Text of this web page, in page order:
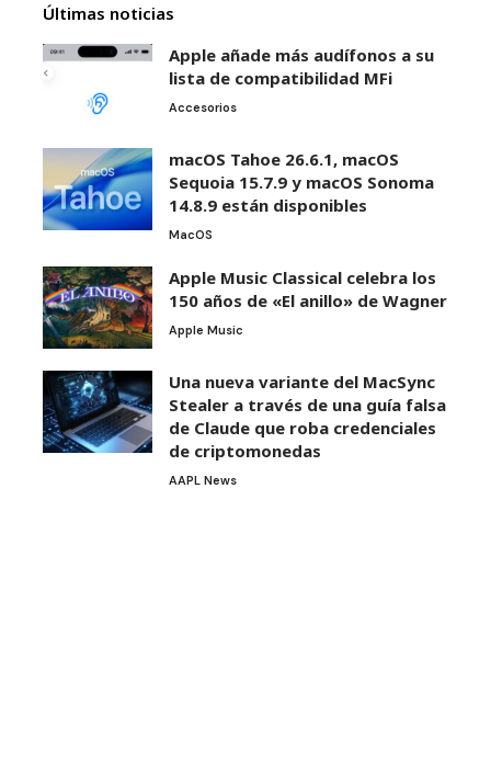
Últimas noticias
Apple añade más audífonos a su
lista de compatibilidad MFi
Accesorios
macOS Tahoe 26.6.1, macOS
Sequoia 15.7.9 y macOS Sonoma
14.8.9 están disponibles
MacOS
Apple Music Classical celebra los
150 años de «El anillo» de Wagner
Apple Music
Una nueva variante del MacSync
Stealer a través de una guía falsa
de Claude que roba credenciales
de criptomonedas
AAPL News